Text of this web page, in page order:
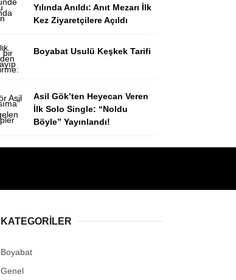
Yılında Anıldı: Anıt Mezarı İlk
Kez Ziyaretçilere Açıldı
Boyabat Usulü Keşkek Tarifi
Asil Gök’ten Heyecan Veren
İlk Solo Single: “Noldu
Böyle” Yayınlandı!
KATEGORILER
Boyabat
Genel